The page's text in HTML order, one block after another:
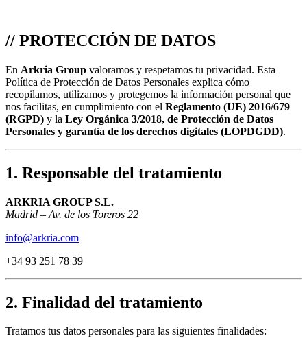
// PROTECCIÓN DE DATOS
En Arkria Group valoramos y respetamos tu privacidad. Esta
Política de Protección de Datos Personales explica cómo
recopilamos, utilizamos y protegemos la información personal que
nos facilitas, en cumplimiento con el Reglamento (UE) 2016/679
(RGPD) y la Ley Orgánica 3/2018, de Protección de Datos
Personales y garantía de los derechos digitales (LOPDGDD).
1. Responsable del tratamiento
ARKRIA GROUP S.L.
Madrid – Av. de los Toreros 22
info@arkria.com
+34 93 251 78 39
2. Finalidad del tratamiento
Tratamos tus datos personales para las siguientes finalidades: